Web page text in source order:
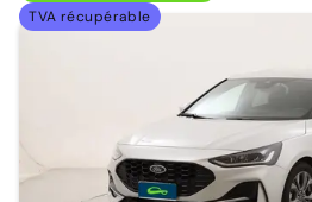
TVA récupérable